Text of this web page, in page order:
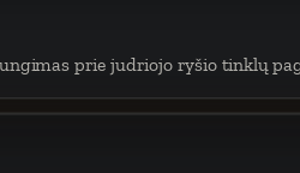
prie judriojo ryšio tinklų